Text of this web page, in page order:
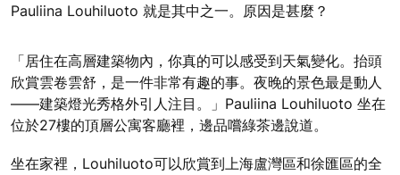
Pauliina Louhiluoto 就是其中之一。原因是甚麼？
「居住在高層建築物內，你真的可以感受到天氣變化。抬頭
欣賞雲卷雲舒，是一件非常有趣的事。夜晚的景色最是動人
——建築燈光秀格外引人注目。」Pauliina Louhiluoto 坐在
位於27樓的頂層公寓客廳裡，邊品嚐綠茶邊說道。
坐在家裡，Louhiluoto可以欣賞到上海盧灣區和徐匯區的全